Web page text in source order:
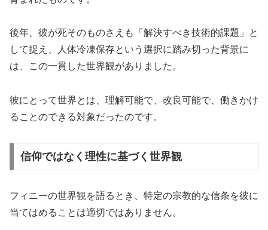
後年、彼が死そのものさえも「解決すべき技術的課題」と
して捉え、人体冷凍保存という選択に踏み切った背景に
は、この一貫した世界観がありました。
彼にとって世界とは、理解可能で、改良可能で、働きかけ
ることのできる対象だったのです。
信仰ではなく理性に基づく世界観
フィニーの世界観を語るとき、特定の宗教的な信条を彼に
当てはめることは適切ではありません。